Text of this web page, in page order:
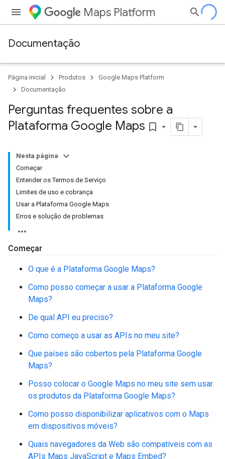
Maps Platform
Documentação
Página inicial Produtos
Google Maps Platform
Documentação
Perguntas frequentes sobre a
Plataforma Google Maps bookmark_border
Nesta página
Começar
Entender os Termos de Serviço
Limites de uso e cobrança
Usar a Plataforma Google Maps
Erros e solução de problemas
Começar
O que é a Plataforma Google Maps?
Como posso começar a usar a Plataforma Google
Maps?
De qual API eu preciso?
Como começo a usar as APIs no meu site?
Que países são cobertos pela Plataforma Google
Maps?
Posso colocar o Google Maps no meu site sem usar
os produtos da Plataforma Google Maps?
Como posso disponibilizar aplicativos com o Maps
em dispositivos móveis?
Quais navegadores da Web são compatíveis com as
APIs Maps JavaScript e Maps Embed?